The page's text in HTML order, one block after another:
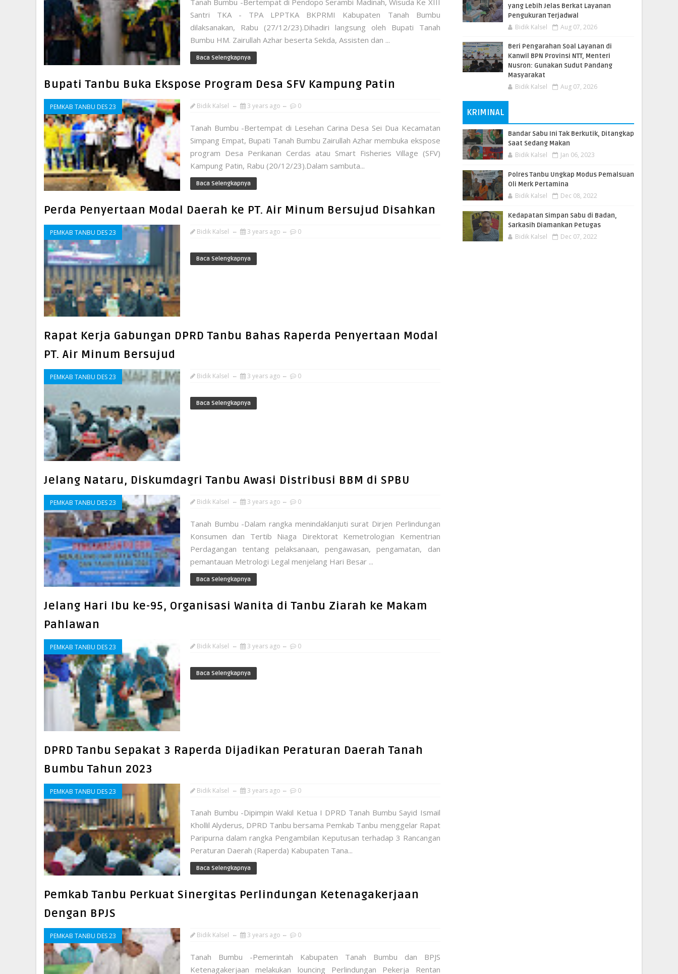
Tanah Bumbu -Bertempat di Pendopo Serambi Madinah, Wisuda Ke XIII
Santri TKA - TPA LPPTKA BKPRMI Kabupaten Tanah Bumbu
dilaksanakan, Rabu (27/12/23).Dihadiri langsung oleh Bupati Tanah
Bumbu HM. Zairullah Azhar beserta Sekda, Assisten dan ...
Baca Selengkapnya
Bupati Tanbu Buka Ekspose Program Desa SFV Kampung Patin
PEMKAB TANBU DES 23 Bidik Kalsel 3 years ago 0
Tanah Bumbu -Bertempat di Lesehan Carina Desa Sei Dua Kecamatan
Simpang Empat, Bupati Tanah Bumbu Zairullah Azhar membuka ekspose
program Desa Perikanan Cerdas atau Smart Fisheries Village (SFV)
Kampung Patin, Rabu (20/12/23).Dalam sambuta...
Baca Selengkapnya
Perda Penyertaan Modal Daerah ke PT. Air Minum Bersujud Disahkan
PEMKAB TANBU DES 23 Bidik Kalsel 3 years ago 0
Baca Selengkapnya
Rapat Kerja Gabungan DPRD Tanbu Bahas Raperda Penyertaan Modal
PT. Air Minum Bersujud
PEMKAB TANBU DES 23 Bidik Kalsel 3 years ago 0
Baca Selengkapnya
Jelang Nataru, Diskumdagri Tanbu Awasi Distribusi BBM di SPBU
PEMKAB TANBU DES 23 Bidik Kalsel 3 years ago 0
Tanah Bumbu -Dalam rangka menindaklanjuti surat Dirjen Perlindungan
Konsumen dan Tertib Niaga Direktorat Kemetrologian Kementrian
Perdagangan tentang pelaksanaan, pengawasan, pengamatan, dan
pemantauan Metrologi Legal menjelang Hari Besar ...
Baca Selengkapnya
Jelang Hari Ibu ke-95, Organisasi Wanita di Tanbu Ziarah ke Makam
Pahlawan
PEMKAB TANBU DES 23 Bidik Kalsel 3 years ago 0
Baca Selengkapnya
DPRD Tanbu Sepakat 3 Raperda Dijadikan Peraturan Daerah Tanah
Bumbu Tahun 2023
PEMKAB TANBU DES 23 Bidik Kalsel 3 years ago 0
Tanah Bumbu -Dipimpin Wakil Ketua I DPRD Tanah Bumbu Sayid Ismail
Khollil Alyderus, DPRD Tanbu bersama Pemkab Tanbu menggelar Rapat
Paripurna dalam rangka Pengambilan Keputusan terhadap 3 Rancangan
Peraturan Daerah (Raperda) Kabupaten Tana...
Baca Selengkapnya
Pemkab Tanbu Perkuat Sinergitas Perlindungan Ketenagakerjaan
Dengan BPJS
PEMKAB TANBU DES 23 Bidik Kalsel 3 years ago 0
Tanah Bumbu -Pemerintah Kabupaten Tanah Bumbu dan BPJS
Ketenagakerjaan melakukan louncing Perlindungan Pekerja Rentan
yang Lebih Jelas Berkat Layanan
Pengukuran Terjadwal
Bidik Kalsel Aug 07, 2026
Beri Pengarahan Soal Layanan di
Kanwil BPN Provinsi NTT, Menteri
Nusron: Gunakan Sudut Pandang
Masyarakat
Bidik Kalsel Aug 07, 2026
KRIMINAL
Bandar Sabu Ini Tak Berkutik, Ditangkap
Saat Sedang Makan
Bidik Kalsel Jan 06, 2023
Polres Tanbu Ungkap Modus Pemalsuan
Oli Merk Pertamina
Bidik Kalsel Dec 08, 2022
Kedapatan Simpan Sabu di Badan,
Sarkasih Diamankan Petugas
Bidik Kalsel Dec 07, 2022